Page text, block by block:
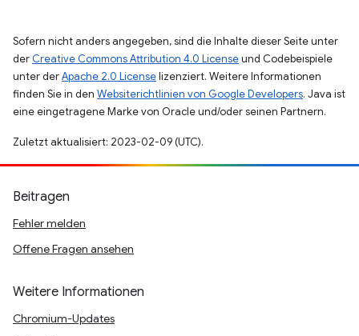
Sofern nicht anders angegeben, sind die Inhalte dieser Seite unter
der Creative Commons Attribution 4.0 Licenseund Codebeispiele
unter derApache 2.0 Licenselizenziert. Weitere Informationen
finden Sie in den Websiterichtlinien von Google Developers. Java ist
eine eingetragene Marke von Oracle und/oder seinen Partnern.
Zuletzt aktualisiert: 2023-02-09 (UTC).
Beitragen
Fehler melden
Offene Fragen ansehen
Weitere Informationen
Chromium-Updates